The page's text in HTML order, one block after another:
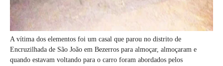
A vítima dos elementos foi um casal que parou no distrito de
Encruzilhada de São João em Bezerros para almoçar, almoçaram e
quando estavam voltando para o carro foram abordados pelos